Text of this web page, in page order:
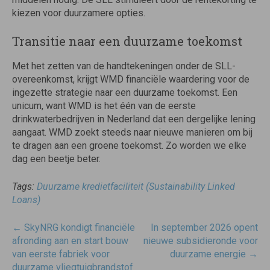
kiezen voor duurzamere opties.
Transitie naar een duurzame toekomst
Met het zetten van de handtekeningen onder de SLL-
overeenkomst, krijgt WMD financiële waardering voor de
ingezette strategie naar een duurzame toekomst. Een
unicum, want WMD is het één van de eerste
drinkwaterbedrijven in Nederland dat een dergelijke lening
aangaat. WMD zoekt steeds naar nieuwe manieren om bij
te dragen aan een groene toekomst. Zo worden we elke
dag een beetje beter.
Tags: Duurzame kredietfaciliteit (Sustainability Linked
Loans)
Post
navigatie
← SkyNRG kondigt financiële
afronding aan en start bouw
van eerste fabriek voor
duurzame vliegtuigbrandstof
In september 2026 opent
nieuwe subsidieronde voor
duurzame energie →